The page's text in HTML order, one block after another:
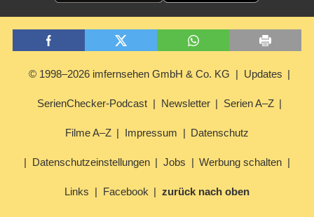
© 1998–2026 imfernsehen GmbH & Co. KG Updates
SerienChecker-Podcast Newsletter Serien A–Z
Filme A–Z Impressum Datenschutz
Datenschutzeinstellungen Jobs Werbung schalten
Links Facebook zurück nach oben